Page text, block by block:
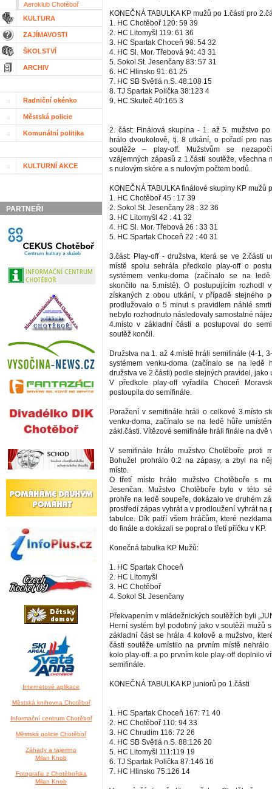
Aeroklub Chotěboř
KULTURA
ZAJÍMAVOSTI
ŠKOLSTVÍ
ARCHIV
Radniční okénko
Městská policie
Komunální politika
KULTURNÍ AKCE
PARTNEŘI
Internetové aplikace
Městská knihovna Chotěboř
Informační centrum Chotěboř
Městská policie Chotěboř
Záhady a tajemno
Milan Knob
Fotografie z Chotěbořska
Milan Knob
KONEČNÁ TABULKA KP mužů po 1.části pro
1. HC Chotěboř 120: 59 39
2. HC Litomyšl 119: 61 36
3. HC Spartak Choceň 98: 54 32
4. HC Sl. Mor. Třebová 94: 43 31
5. Sokol St. Jesenčany 83: 57 31
6. HC Hlinsko 91: 61 25
7. HC SB Světlá n.S. 48:108 15
8. TJ Spartak Polička 38:123 4
9. HC Skuteč 40:165 3
2. část: Finálová skupina - 1. až 5. mužstvo
hrálo dvoukolově, tj. 8 utkání, o pořadí pro
soutěže – play-off. Mužstvům se
vzájemných zápasů z 1.části soutěže, všechna
s nulovým skóre a s nulovým počtem bodů.
KONEČNÁ TABULKA finálové skupiny KP mužů
1. HC Chotěboř 45 : 17 39
2. Sokol St. Jesenčany 28 : 32 36
3. HC Litomyšl 42 : 41 32
4. HC Sl. Mor. Třebová 26 : 33 31
5. HC Spartak Choceň 22 : 40 31
3.část: Play-off - družstva, která se ve 2.části
místě spolu sehrála předkolo play-off o
systémem venku-doma (začínalo se na
skončilo na 5.místě). O postupujícím rozhodl
získaných z obou utkání, v případě stejného
prodlužovalo o 5 minut s pravidlem náhlé
nebylo rozhodnuto následovaly samostatné
4.místo v základní části a postupoval do
soutěž končil.
Družstva na 1. až 4.místě hráli semifinále (4-1,
systémem venku-doma (začínalo se na ledě
družstva ve 2.části) podle stejných pravidel, jako
V předkole play-off vyřadila Choceň
postoupila do semifinále.
Poražení v semifinále hráli o celkové 3.místo
venku-doma, začínalo se na ledě hůře
zákl.části. Vítězové semifinále hráli finále na dvě
V semifinále hrálo mužstvo Chotěboře proti
Bohužel prohrálo 0:2 na zápasy, a zbyl na
místo.
O třetí místo hrálo mužstvo Chotěboře s
Jesenčan. Mužstvo Chotěboře bylo v této
prohře na ledě soupeře, dokázalo ve druhém
prostředí zápas vyhrát a v prodloužení vyhrát na
tabulce. Dík patří všem hráčům, které
do finále a dokázali se poprat o třetí příčku v KP.
Konečná tabulka KP Mužů:
1. HC Spartak Choceň
2. HC Litomyšl
3. HC Chotěboř
4. Sokol St. Jesenčany
Překvapením v mládežnických soutěžích byli
Herní systém byl podobný jako v soutěži mužů
základní část se hrála 4 kolově a mužstvo,
části soutěže umístilo na prvním místě nehrálo
kolo play-off. a po prvním kole play-off doplnilo
semifinále.
KONEČNÁ TABULKA KP juniorů po 1.části
1. HC Spartak Choceň 167: 71 40
2. HC Chotěboř 110: 94 33
3. HC Chrudim 116: 72 26
4. HC SB Světlá n.S. 88:126 20
5. HC Litomyšl 111:119 19
6. TJ Spartak Polička 87:146 16
7. HC Hlinsko 75:126 14